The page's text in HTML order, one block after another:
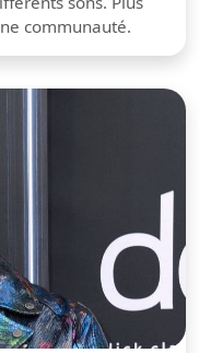
communauté.